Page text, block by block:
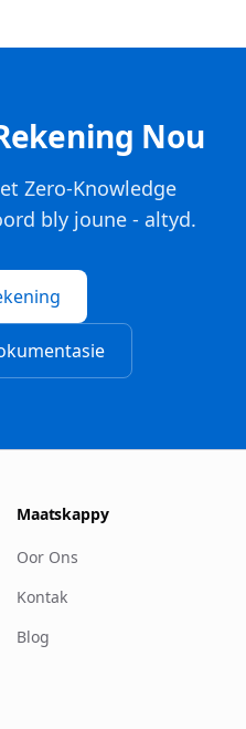
Nou
Zero-Knowledge
bly joune - altyd.
Maatskappy
Oor Ons
Kontak
Blog